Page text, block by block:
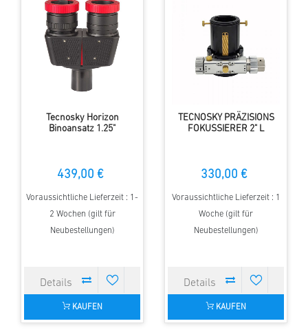
Tecnosky Horizon
Binoansatz 1.25"
439,00 €
Voraussichtliche Lieferzeit : 1-
2 Wochen (gilt für
Neubestellungen)
KAUFEN
TECNOSKY PRÄZISIONS
FOKUSSIERER 2" L
330,00 €
Voraussichtliche Lieferzeit : 1
Woche (gilt für
Neubestellungen)
KAUFEN